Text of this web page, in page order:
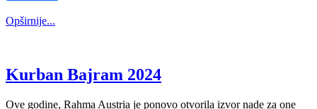
Opširnije...
Kurban Bajram 2024
Ove godine, Rahma Austria je ponovo otvorila izvor nade za one